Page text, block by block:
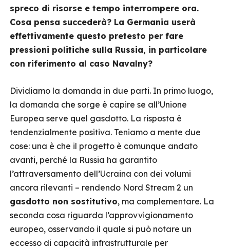
spreco di risorse e tempo interrompere ora.
Cosa pensa succederà? La Germania userà
effettivamente questo pretesto per fare
pressioni politiche sulla Russia, in particolare
con riferimento al caso Navalny?
Dividiamo la domanda in due parti. In primo luogo,
la domanda che sorge è capire se all’Unione
Europea serve quel gasdotto. La risposta è
tendenzialmente positiva. Teniamo a mente due
cose: una è che il progetto è comunque andato
avanti, perché la Russia ha garantito
l’attraversamento dell’Ucraina con dei volumi
ancora rilevanti – rendendo Nord Stream 2 un
gasdotto non sostitutivo, ma complementare. La
seconda cosa riguarda l’approvvigionamento
europeo, osservando il quale si può notare un
eccesso di capacità infrastrutturale per